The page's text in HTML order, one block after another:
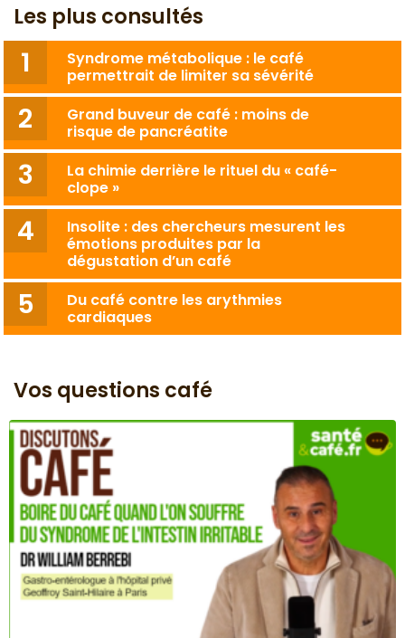
Les plus consultés
Syndrome métabolique : le café
permettrait de limiter sa sévérité
Grand buveur de café : moins de
risque de pancréatite
La chimie derrière le rituel du « café-
clope »
Insolite : des chercheurs mesurent les
émotions produites par la
dégustation d’un café
Du café contre les arythmies
cardiaques
Vos questions café